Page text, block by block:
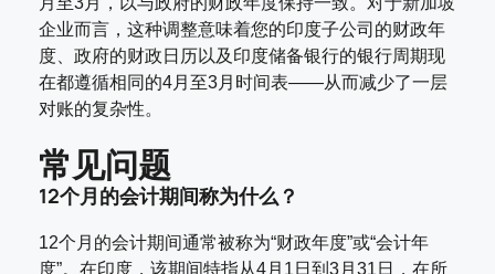
企业而言，这种调整意味着您的印度子公司的财政年
度、政府的财政日历以及印度储备银行的银行周期现
在都遵循相同的4月至3月时间表——从而减少了一层
对账的复杂性。
常见问题
12个月的会计期间称为什么？
12个月的会计期间通常被称为“财政年度”或“会计年
度”。在印度，该期间特指从4月1日到3月31日，在所